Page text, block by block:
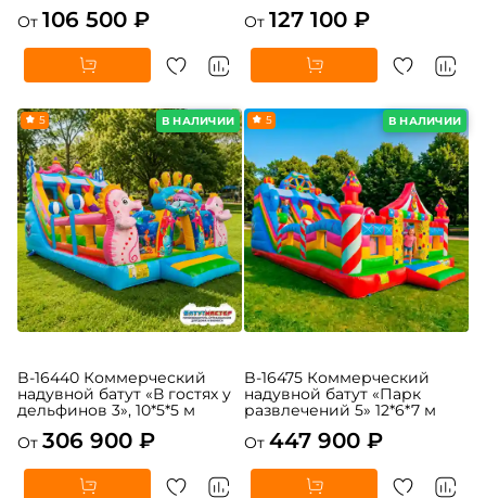
От 106 500 ₽
От 127 100 ₽
В НАЛИЧИИ
5
B-16440 Коммерческий
надувной батут «В гостях у
дельфинов 3», 10*5*5 м
От 306 900 ₽
В НАЛИЧИИ
5
B-16475 Коммерческий
надувной батут «Парк
развлечений 5» 12*6*7 м
От 447 900 ₽